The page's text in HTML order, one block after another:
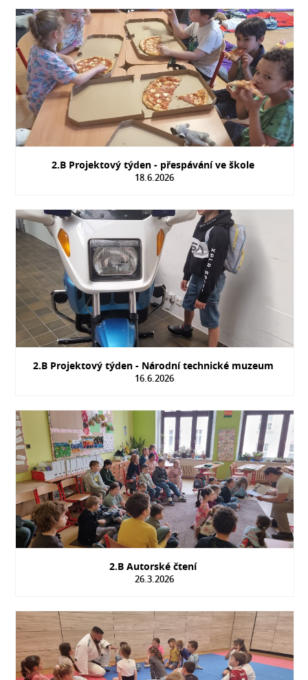
2.B Projektový týden - přespávání ve škole
18.6.2026
2.B Projektový týden - Národní technické muzeum
16.6.2026
2.B Autorské čtení
26.3.2026